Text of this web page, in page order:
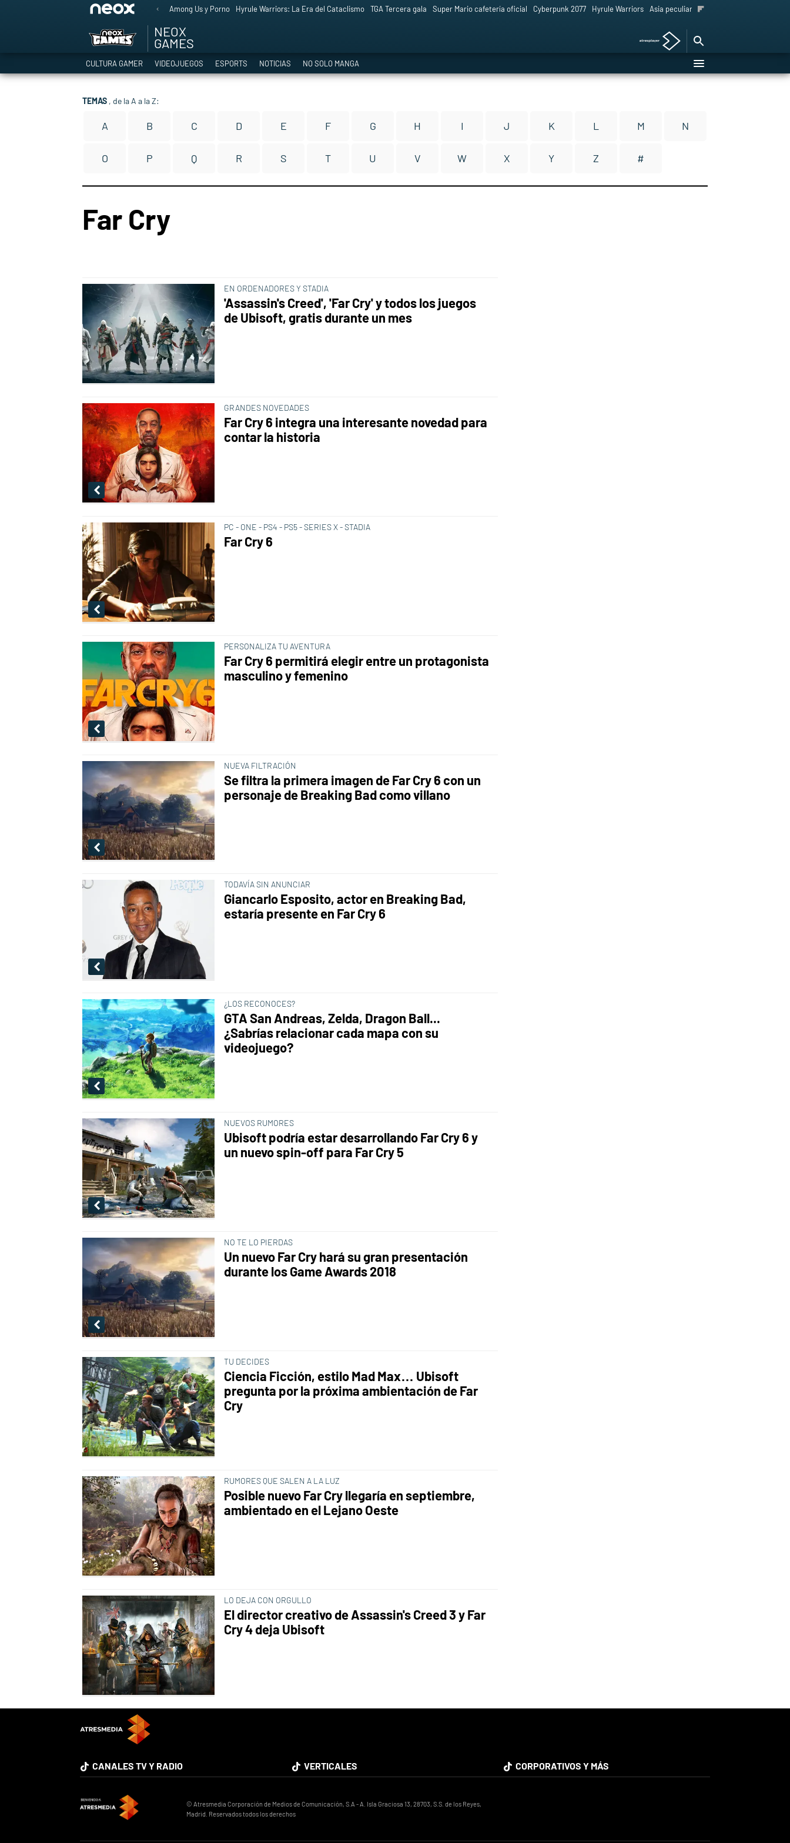
Among Us y Porno Hyrule Warriors: La Era del Cataclismo TGA Tercera gala Super Mario cafetería oficial Cyberpunk 2077 Hyrule Warriors Asia peculiar tradición
NEOX
GAMES
CULTURA GAMER VIDEOJUEGOS ESPORTS NOTICIAS NO SOLO MANGA
TEMAS , de la A a la Z:
A B C D E F G H I J K L M N
O P Q R S T U V W X Y Z #
Far Cry
EN ORDENADORES Y STADIA
'Assassin's Creed', 'Far Cry' y todos los juegos
de Ubisoft, gratis durante un mes
GRANDES NOVEDADES
Far Cry 6 integra una interesante novedad para
contar la historia
PC - ONE - PS4 - PS5 - SERIES X - STADIA
Far Cry 6
PERSONALIZA TU AVENTURA
Far Cry 6 permitirá elegir entre un protagonista
masculino y femenino
NUEVA FILTRACIÓN
Se filtra la primera imagen de Far Cry 6 con un
personaje de Breaking Bad como villano
TODAVÍA SIN ANUNCIAR
Giancarlo Esposito, actor en Breaking Bad,
estaría presente en Far Cry 6
¿LOS RECONOCES?
GTA San Andreas, Zelda, Dragon Ball...
¿Sabrías relacionar cada mapa con su
videojuego?
NUEVOS RUMORES
Ubisoft podría estar desarrollando Far Cry 6 y
un nuevo spin-off para Far Cry 5
NO TE LO PIERDAS
Un nuevo Far Cry hará su gran presentación
durante los Game Awards 2018
TU DECIDES
Ciencia Ficción, estilo Mad Max… Ubisoft
pregunta por la próxima ambientación de Far
Cry
RUMORES QUE SALEN A LA LUZ
Posible nuevo Far Cry llegaría en septiembre,
ambientado en el Lejano Oeste
LO DEJA CON ORGULLO
El director creativo de Assassin's Creed 3 y Far
Cry 4 deja Ubisoft
CANALES TV Y RADIO VERTICALES CORPORATIVOS Y MÁS
© Atresmedia Corporación de Medios de Comunicación, S.A - A. Isla Graciosa 13, 28703, S.S. de los Reyes,
Madrid. Reservados todos los derechos